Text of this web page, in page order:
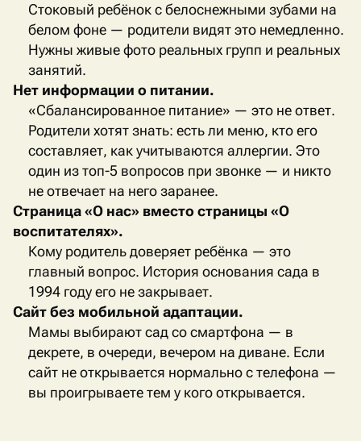
Стоковый ребёнок с белоснежными зубами на
белом фоне — родители видят это немедленно.
Нужны живые фото реальных групп и реальных
занятий.
Нет информации о питании.
«Сбалансированное питание» — это не ответ.
Родители хотят знать: есть ли меню, кто его
составляет, как учитываются аллергии. Это
один из топ-5 вопросов при звонке — и никто
не отвечает на него заранее.
Страница «О нас» вместо страницы «О
воспитателях».
Кому родитель доверяет ребёнка — это
главный вопрос. История основания сада в
1994 году его не закрывает.
Сайт без мобильной адаптации.
Мамы выбирают сад со смартфона — в
декрете, в очереди, вечером на диване. Если
сайт не открывается нормально с телефона —
вы проигрываете тем у кого открывается.